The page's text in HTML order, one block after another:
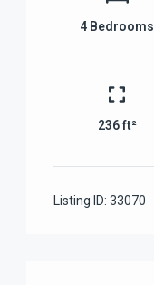
4 Bedrooms
236 ft²
Listing ID: 33070